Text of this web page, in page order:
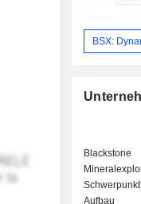
BSX: